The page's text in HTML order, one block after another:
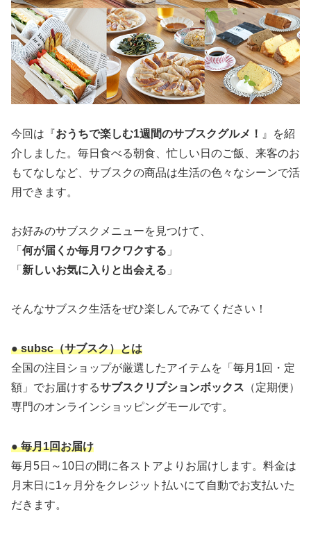
今回は『おうちで楽しむ1週間のサブスクグルメ！ 』を紹
介しました。毎日食べる朝食、忙しい日のご飯、来客のお
もてなしなど、サブスクの商品は生活の色々なシーンで活
用できます。
お好みのサブスクメニューを見つけて、
「 何が届くか毎月ワクワクする 」
「 新しいお気に入りと出会える 」
そんなサブスク生活をぜひ楽しんでみてください！
● subsc（サブスク）とは
全国の注目ショップが厳選したアイテムを「毎月1回・定
額」でお届けするサブスクリプションボックス （定期便）
専門のオンラインショッピングモールです。
● 毎月1回お届け
毎月5日～10日の間に各ストアよりお届けします。料金は
月末日に1ヶ月分をクレジット払いにて自動でお支払いた
だきます。